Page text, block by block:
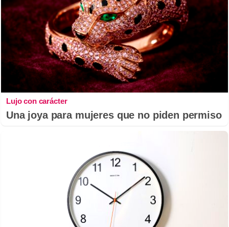
Lujo con carácter
Una joya para mujeres que no piden permiso